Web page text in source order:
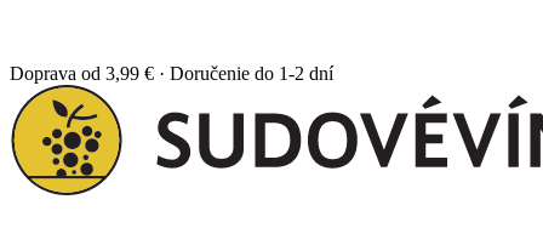
Doprava od 3,99 € · Doručenie do 1-2 dní